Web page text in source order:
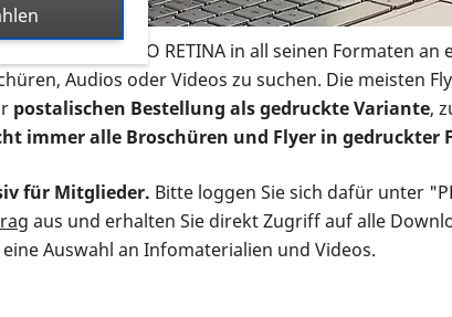
der PRO RETINA in all seinen Formaten
Audios oder Videos zu suchen. Die meisten
postalischen Bestellung als gedruckte Variante,
immer alle Broschüren und Flyer in gedruckter
für Mitglieder. Bitte loggen Sie sich dafür unter
aus und erhalten Sie direkt Zugriff auf alle
Auswahl an Infomaterialien und Videos.